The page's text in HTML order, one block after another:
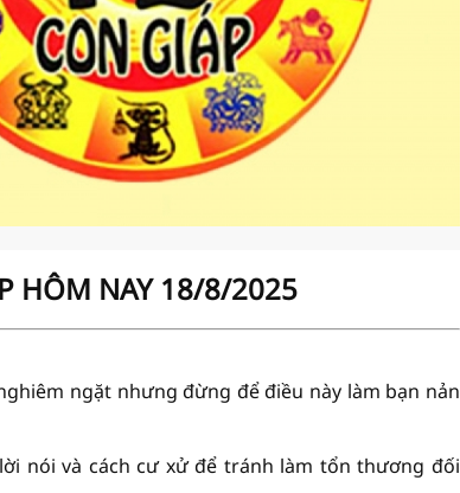
HÔM NAY 18/8/2025
ngặt nhưng đừng để điều này làm bạn nản
nói và cách cư xử để tránh làm tổn thương đối